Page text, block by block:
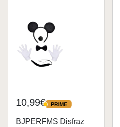
10,99€ PRIME
PRIME
BJPERFMS Disfraz